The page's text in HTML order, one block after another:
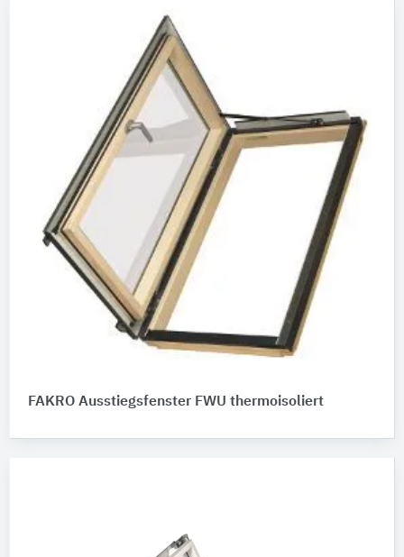
FAKRO Ausstiegsfenster FWU thermoisoliert